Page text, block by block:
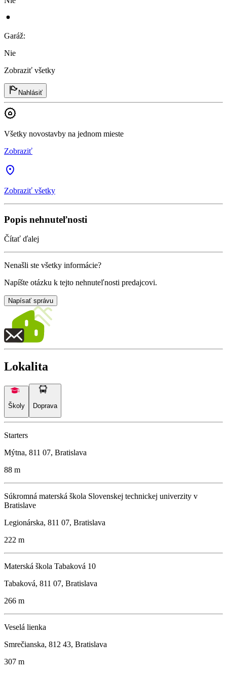
Garáž:
Nie
Zobraziť všetky
Nahlásiť
Všetky novostavby na jednom mieste
Zobraziť
Zobraziť všetky
Popis nehnuteľnosti
Čítať ďalej
Nenašli ste všetky informácie?
Napíšte otázku k tejto nehnuteľnosti predajcovi.
Napísať správu
Lokalita
Školy Doprava
Starters
Mýtna, 811 07, Bratislava
88 m
Súkromná materská škola Slovenskej technickej univerzity v
Bratislave
Legionárska, 811 07, Bratislava
222 m
Materská škola Tabaková 10
Tabaková, 811 07, Bratislava
266 m
Veselá lienka
Smrečianska, 812 43, Bratislava
307 m